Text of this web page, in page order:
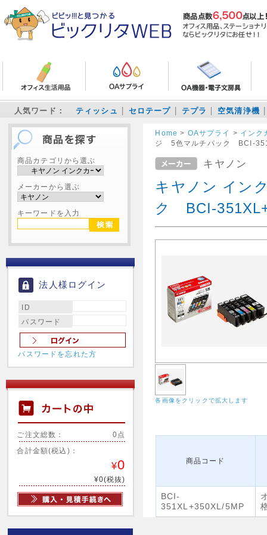
人気ワード： ティッシュ セロテープ テプラ 空気清浄機
商品カテゴリから選ぶ
メーカーから選ぶ
キーワードを入力
法人様ログイン
ID
パスワード
パスワードを忘れた方
ご注文総数： 0点
合計金額(税込)：
¥0
¥0(税抜)
Home > OAサプライ > インク
ジ 5色マルチパック BCI-
キヤノン
キヤノン イン
ク BCI-
各画像をクリックで拡大します
商品コード
BCI-
351XL+350XL/5MP